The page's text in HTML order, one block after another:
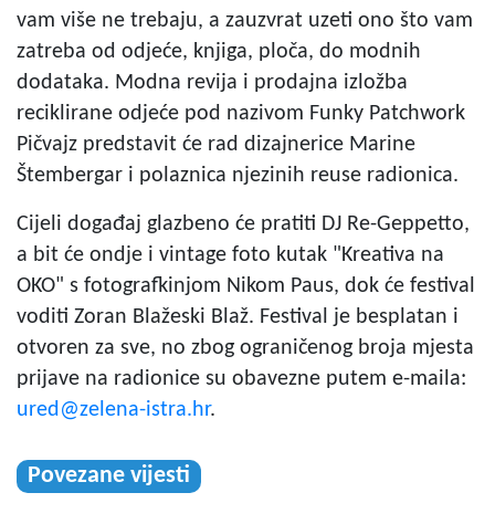
vam više ne trebaju, a zauzvrat uzeti ono što vam
zatreba od odjeće, knjiga, ploča, do modnih
dodataka. Modna revija i prodajna izložba
reciklirane odjeće pod nazivom Funky Patchwork
Pičvajz predstavit će rad dizajnerice Marine
Štembergar i polaznica njezinih reuse radionica.
Cijeli događaj glazbeno će pratiti DJ Re-Geppetto,
a bit će ondje i vintage foto kutak "Kreativa na
OKO" s fotografkinjom Nikom Paus, dok će festival
voditi Zoran Blažeski Blaž. Festival je besplatan i
otvoren za sve, no zbog ograničenog broja mjesta
prijave na radionice su obavezne putem e-maila:
ured@zelena-istra.hr.
Povezane vijesti